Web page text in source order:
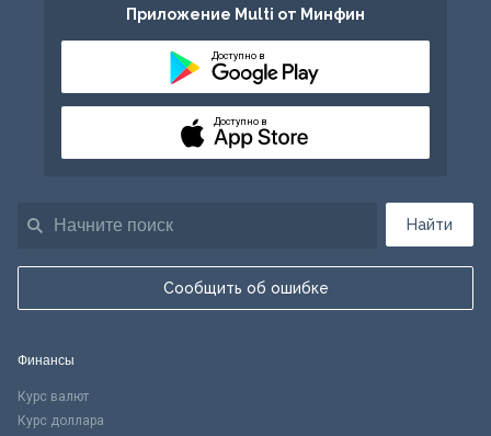
Найти
Сообщить об ошибке
Приложение Multi от Минфин
Доступно в
Доступно в
Финансы
Курс валют
Курс доллара